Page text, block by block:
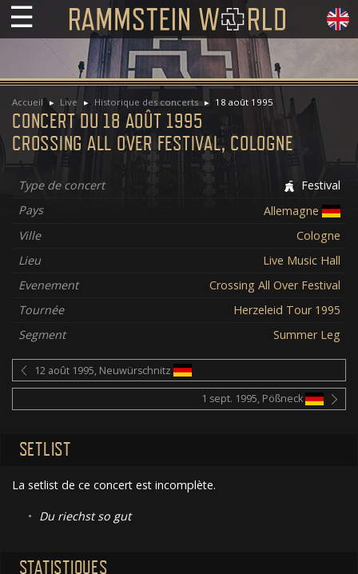
☰
Accueil Live Historique des concerts 18 août 1995
CONCERT DU 18 AOÛT 1995
CROSSING ALL OVER FESTIVAL, COLOGNE
Type de concert
Festival
Pays
Allemagne
Ville
Cologne
Lieu
Live Music Hall
Evenement
Crossing All Over Festival
Tournée
Herzeleid Tour 1995
Segment
Summer Leg
12 août 1995, Neuwürschnitz
1 sept. 1995, Pößneck
SETLIST
La setlist de ce concert est incomplète.
• Du riechst so gut
STATISTIQUES